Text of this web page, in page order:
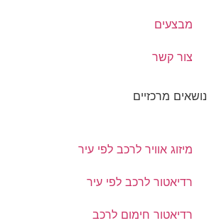
מבצעים
צור קשר
נושאים מרכזיים
מיזוג אוויר לרכב לפי עיר
רדיאטור לרכב לפי עיר
רדיאטור חימום לרכב